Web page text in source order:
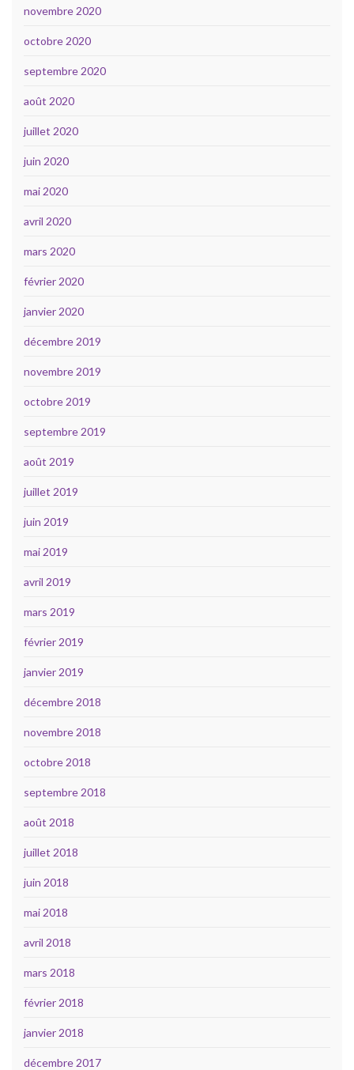
novembre 2020
octobre 2020
septembre 2020
août 2020
juillet 2020
juin 2020
mai 2020
avril 2020
mars 2020
février 2020
janvier 2020
décembre 2019
novembre 2019
octobre 2019
septembre 2019
août 2019
juillet 2019
juin 2019
mai 2019
avril 2019
mars 2019
février 2019
janvier 2019
décembre 2018
novembre 2018
octobre 2018
septembre 2018
août 2018
juillet 2018
juin 2018
mai 2018
avril 2018
mars 2018
février 2018
janvier 2018
décembre 2017